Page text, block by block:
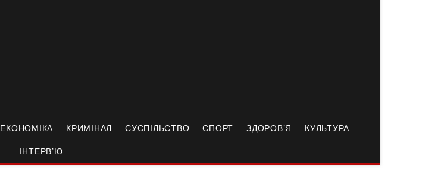
ЕКОНОМІКА КРИМІНАЛ СУСПІЛЬСТВО СПОРТ ЗДОРОВ’Я КУЛЬТУРА
ІНТЕРВ’Ю